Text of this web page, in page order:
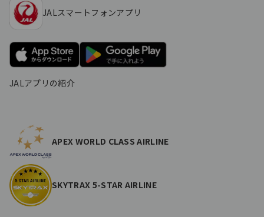
JALスマートフォンアプリ
JALアプリの紹介
APEX WORLD CLASS AIRLINE
SKYTRAX 5-STAR AIRLINE